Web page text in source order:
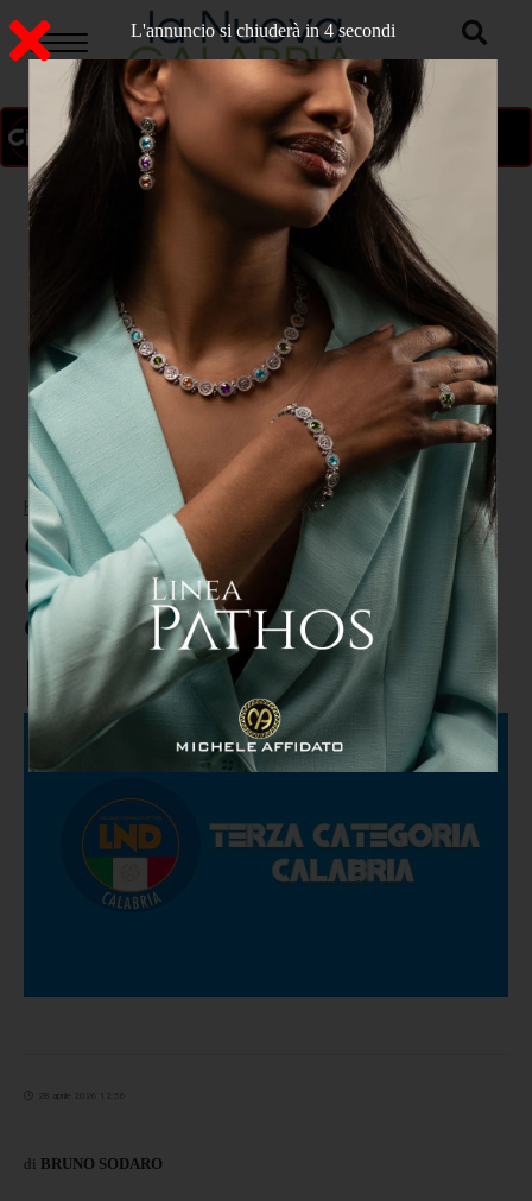
ON AIR
Home > SPORT
Campionato di III categoria
Calabria, risultati con marcatori
della finale Play Off
28 aprile 2026 12:56
di BRUNO SODARO
L'annuncio si chiuderà in 3 secondi